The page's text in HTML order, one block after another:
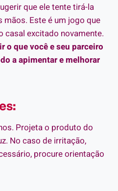
que ele tente tirá-la
mãos. Este é um jogo que
casal excitado novamente.
o que você e seu parceiro
a apimentar e melhorar
Projeta o produto do
No caso de irritação,
procure orientação